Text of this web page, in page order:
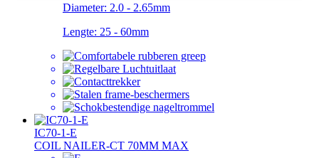
Diameter: 2.0 - 2.65mm
Lengte: 25 - 60mm
IC70-1-E
COIL NAILER-CT 70MM MAX